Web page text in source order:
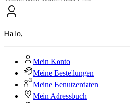
Hallo,
Mein Konto
Meine Bestellungen
Meine Benutzerdaten
Mein Adressbuch